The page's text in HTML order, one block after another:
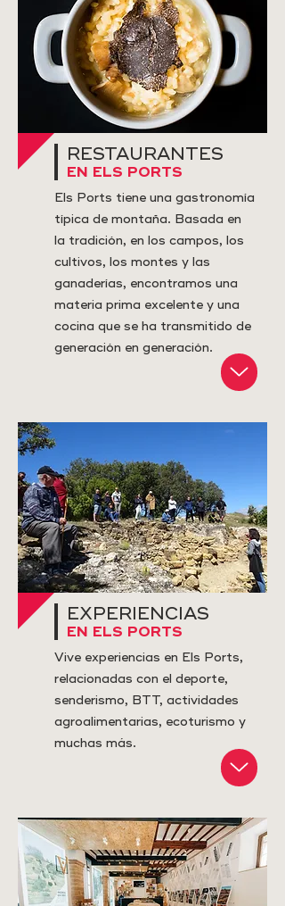
RESTAURANTES
EN ELS PORTS
Els Ports tiene una gastronomía
típica de montaña. Basada en
la tradición, en los campos, los
cultivos, los montes y las
ganaderías, encontramos una
materia prima excelente y una
cocina que se ha transmitido de
generación en generación.
EXPERIENCIAS
EN ELS PORTS
​Vive experiencias en Els Ports,
relacionadas con el deporte,
senderismo, BTT, actividades
agroalimentarias, ecoturismo y
muchas más.